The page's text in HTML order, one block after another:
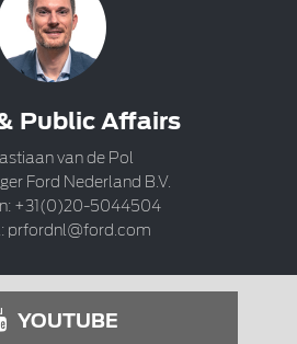
Public Affairs
van de Pol
Ford Nederland B.V.
+31(0)20-5044504
prfordnl@ford.com
YOUTUBE